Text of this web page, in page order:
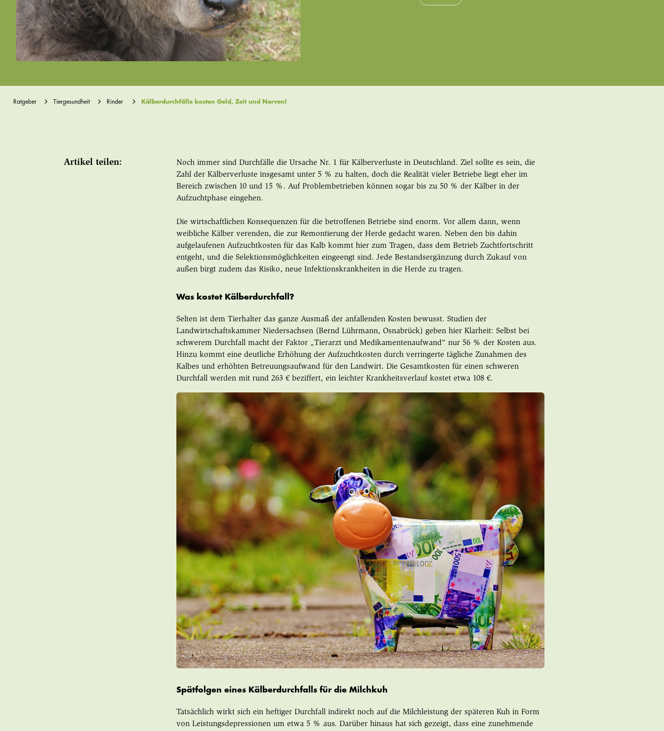
Ratgeber Tiergesundheit Rinder Kälberdurchfälle kosten Geld, Zeit und Nerven!
Artikel teilen:
Noch immer sind Durchfälle die Ursache Nr. 1 für Kälberverluste in Deutschland. Ziel sollte es sein, die
Zahl der Kälberverluste insgesamt unter 5 % zu halten, doch die Realität vieler Betriebe liegt eher im
Bereich zwischen 10 und 15 %. Auf Problembetrieben können sogar bis zu 50 % der Kälber in der
Aufzuchtphase eingehen.
Die wirtschaftlichen Konsequenzen für die betroffenen Betriebe sind enorm. Vor allem dann, wenn
weibliche Kälber verenden, die zur Remontierung der Herde gedacht waren. Neben den bis dahin
aufgelaufenen Aufzuchtkosten für das Kalb kommt hier zum Tragen, dass dem Betrieb Zuchtfortschritt
entgeht, und die Selektionsmöglichkeiten eingeengt sind. Jede Bestandsergänzung durch Zukauf von
außen birgt zudem das Risiko, neue Infektionskrankheiten in die Herde zu tragen.
Was kostet Kälberdurchfall?
Selten ist dem Tierhalter das ganze Ausmaß der anfallenden Kosten bewusst. Studien der
Landwirtschaftskammer Niedersachsen (Bernd Lührmann, Osnabrück) geben hier Klarheit: Selbst bei
schwerem Durchfall macht der Faktor „Tierarzt und Medikamentenaufwand“ nur 56 % der Kosten aus.
Hinzu kommt eine deutliche Erhöhung der Aufzuchtkosten durch verringerte tägliche Zunahmen des
Kalbes und erhöhten Betreuungsaufwand für den Landwirt. Die Gesamtkosten für einen schweren
Durchfall werden mit rund 263 € beziffert, ein leichter Krankheitsverlauf kostet etwa 108 €.
Spätfolgen eines Kälberdurchfalls für die Milchkuh
Tatsächlich wirkt sich ein heftiger Durchfall indirekt noch auf die Milchleistung der späteren Kuh in Form
von Leistungsdepressionen um etwa 5 % aus. Darüber hinaus hat sich gezeigt, dass eine zunehmende